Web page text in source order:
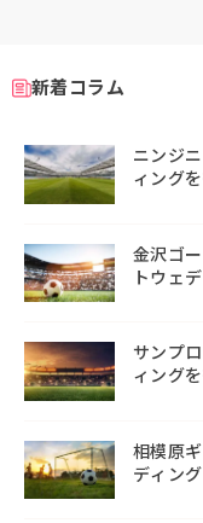
新着コラム
ニンジ
ィング
金沢ゴ
トウェ
サンプ
ィング
相模原
ディン